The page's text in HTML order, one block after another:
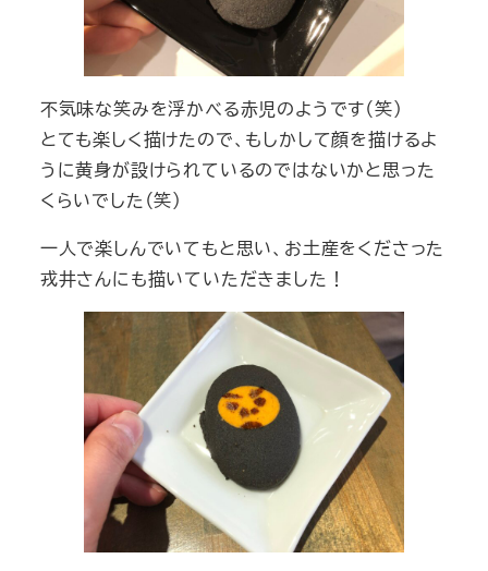
不気味な笑みを浮かべる赤児のようです（笑）
とても楽しく描けたので、もしかして顔を描けるよ
うに黄身が設けられているのではないかと思った
くらいでした（笑）
一人で楽しんでいてもと思い、お土産をくださった
戎井さんにも描いていただきました！